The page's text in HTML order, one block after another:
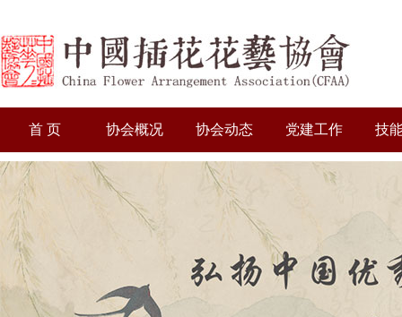
首 页 协会概况 协会动态 党建工作 技